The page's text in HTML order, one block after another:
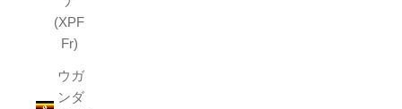
(XPF
Fr)
ウガ
ンダ